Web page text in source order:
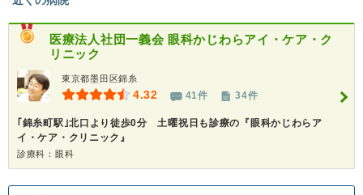
医療法人社団一義会 眼科かじわらアイ・ケア・ク
リニック
東京都墨田区錦糸
4.32 41件 34件
｢錦糸町駅｣北口より徒歩0分 土曜祝日も診療の『眼科かじわらア
イ・ケア・クリニック』
診療科：眼科